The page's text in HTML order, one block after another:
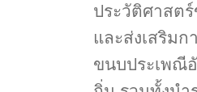
ประวัติศาสต
และส่งเสริม
ขนบประเพณี